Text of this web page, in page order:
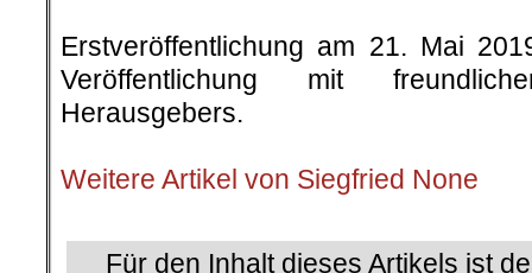
Erstveröffentlichung am 21. Mai
Veröffentlichung mit
Herausgebers.
Weitere Artikel von Siegfried None
Für den Inhalt dieses Artikels ist